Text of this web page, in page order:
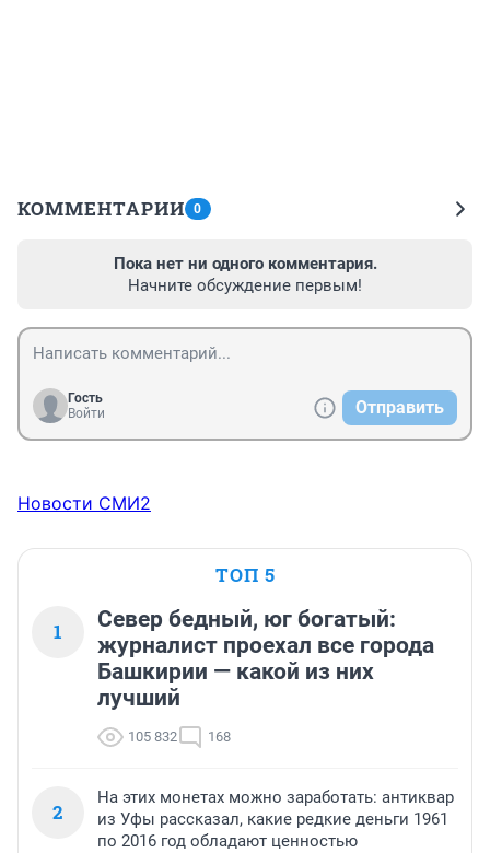
КОММЕНТАРИИ 0
Пока нет ни одного комментария.
Начните обсуждение первым!
Гость
Войти
Отправить
Новости СМИ2
ТОП 5
1
Север бедный, юг богатый:
журналист проехал все города
Башкирии — какой из них
лучший
105 832 168
2
На этих монетах можно заработать: антиквар
из Уфы рассказал, какие редкие деньги 1961
по 2016 год обладают ценностью